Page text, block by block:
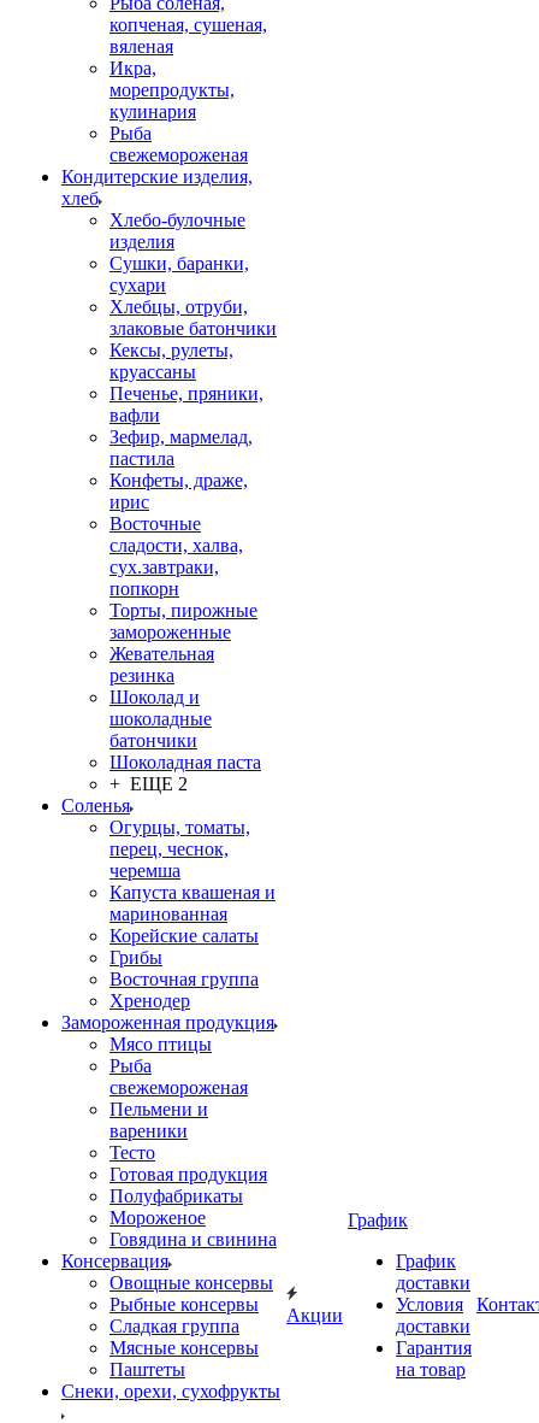
копченая, сушеная,
вяленая
Икра,
морепродукты,
кулинария
Рыба
свежемороженая
Кондитерские изделия,
хлеб
Хлебо-булочные
изделия
Сушки, баранки,
сухари
Хлебцы, отруби,
злаковые батончики
Кексы, рулеты,
круассаны
Печенье, пряники,
вафли
Зефир, мармелад,
пастила
Конфеты, драже,
ирис
Восточные
сладости, халва,
сух.завтраки,
попкорн
Торты, пирожные
замороженные
Жевательная
резинка
Шоколад и
шоколадные
батончики
Шоколадная паста
+ ЕЩЕ 2
Соленья
Огурцы, томаты,
перец, чеснок,
черемша
Капуста квашеная и
маринованная
Корейские салаты
Грибы
Восточная группа
Хренодер
Замороженная продукция
Мясо птицы
Рыба
свежемороженая
Пельмени и
вареники
Тесто
Готовая продукция
Полуфабрикаты
Мороженое
Говядина и свинина
Консервация
Овощные консервы
Рыбные консервы
Сладкая группа
Мясные консервы
Паштеты
Снеки, орехи, сухофрукты
Акции
График
График
доставки
Условия
доставки
Гарантия
на товар